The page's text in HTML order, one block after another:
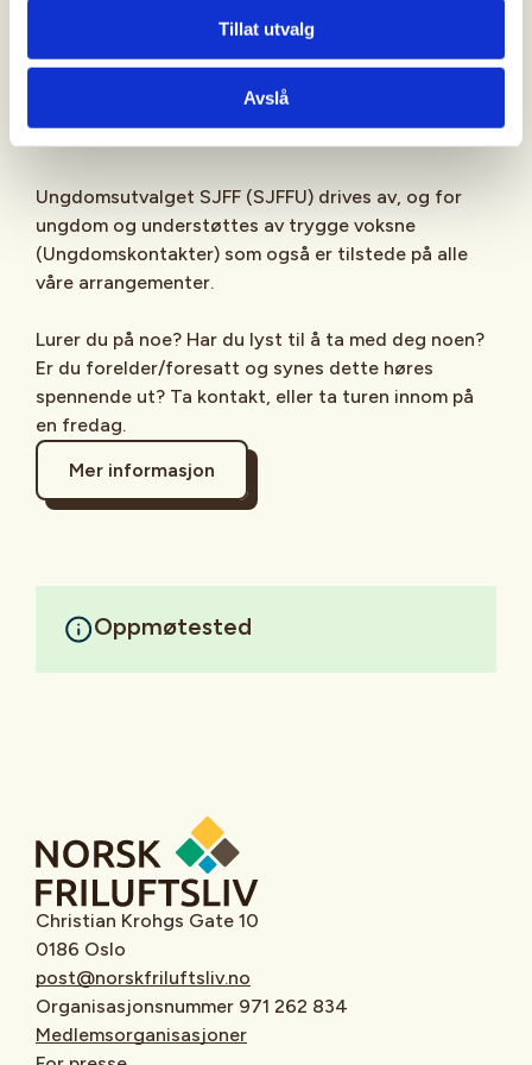
Tillat utvalg
Avslå
SJFFUpå Instagram
TikTokog vår egenpodcastpå din favoritt-
Ungdomsutvalget SJFF (SJFFU) drives av, og for
ungdom og understøttes av trygge voksne
(Ungdomskontakter) som også er tilstede på alle
våre arrangementer.
Lurer du på noe? Har du lyst til å ta med deg noen?
Er du forelder/foresatt og synes dette høres
spennende ut? Ta kontakt, eller ta turen innom på
en fredag.
Mer informasjon
Oppmøtested
Christian Krohgs Gate 10
0186 Oslo
post@norskfriluftsliv.no
Organisasjonsnummer 971 262 834
Medlemsorganisasjoner